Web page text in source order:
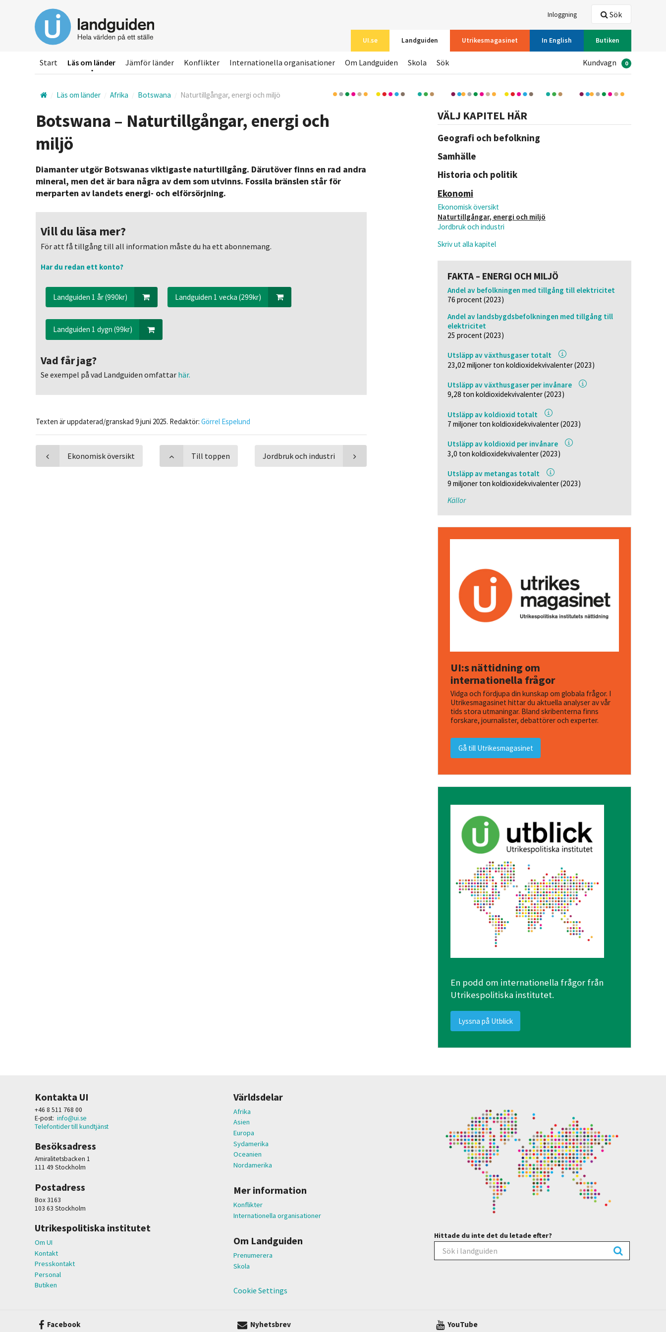
huvudinnehållet
Inloggning
UI.se Landguiden Utrikesmagasinet In English Butiken
Sök
Start Läs om länder Jämför länder Konflikter Internationella organisationer Om Landguiden Skola Sök Kundvagn 0
Läs om länder Afrika Botswana Naturtillgångar, energi och miljö
VÄLJ KAPITEL HÄR
Geografi och befolkning
Samhälle
Historia och politik
Ekonomi
Ekonomisk översikt
Naturtillgångar, energi och miljö
Jordbruk och industri
Skriv ut alla kapitel
FAKTA – ENERGI OCH MILJÖ
Andel av befolkningen med tillgång till elektricitet
76 procent (2023)
Andel av landsbygdsbefolkningen med tillgång till
elektricitet
25 procent (2023)
Utsläpp av växthusgaser totalt
23,02 miljoner ton koldioxidekvivalenter (2023)
Utsläpp av växthusgaser per invånare
9,28 ton koldioxidekvivalenter (2023)
Utsläpp av koldioxid totalt
7 miljoner ton koldioxidekvivalenter (2023)
Utsläpp av koldioxid per invånare
3,0 ton koldioxidekvivalenter (2023)
Utsläpp av metangas totalt
9 miljoner ton koldioxidekvivalenter (2023)
Källor
UI:s nättidning om
internationella frågor
Vidga och fördjupa din kunskap om globala frågor. I
Utrikesmagasinet hittar du aktuella analyser av vår
tids stora utmaningar. Bland skribenterna finns
forskare, journalister, debattörer och experter.
Gå till Utrikesmagasinet
En podd om internationella frågor från
Utrikespolitiska institutet.
Lyssna på Utblick
Botswana – Naturtillgångar, energi och
miljö
Diamanter utgör Botswanas viktigaste naturtillgång. Därutöver finns en rad andra
mineral, men det är bara några av dem som utvinns. Fossila bränslen står för
merparten av landets energi- och elförsörjning.
Vill du läsa mer?
För att få tillgång till all information måste du ha ett abonnemang.
Har du redan ett konto?
Landguiden 1 år (990kr) Landguiden 1 vecka (299kr)
Landguiden 1 dygn (99kr)
Vad får jag?
Se exempel på vad Landguiden omfattar här.
Texten är uppdaterad/granskad 9 juni 2025. Redaktör:Görrel Espelund
Ekonomisk översikt Jordbruk och industri
Till toppen
Kontakta UI
+46 8 511 768 00
E-post: info@ui.se
Telefontider till kundtjänst
Besöksadress
Amiralitetsbacken 1
111 49 Stockholm
Postadress
Box 3163
103 63 Stockholm
Utrikespolitiska institutet
Om UI
Kontakt
Presskontakt
Personal
Butiken
Världsdelar
Afrika
Asien
Europa
Sydamerika
Oceanien
Nordamerika
Mer information
Konflikter
Internationella organisationer
Om Landguiden
Prenumerera
Skola
Cookie Settings
Hittade du inte det du letade efter?
Facebook Nyhetsbrev YouTube